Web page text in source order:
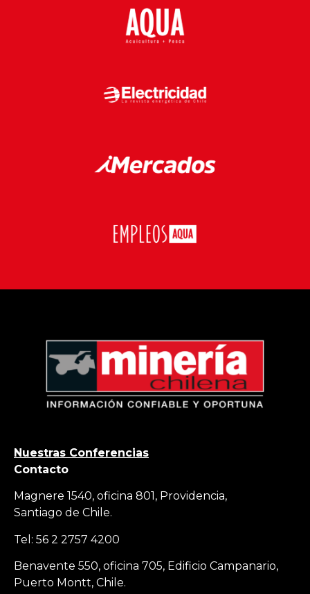
Nuestras Conferencias
Contacto
Magnere 1540, oficina 801, Providencia,
Santiago de Chile.
Tel: 56 2 2757 4200
Benavente 550, oficina 705, Edificio Campanario,
Puerto Montt, Chile.